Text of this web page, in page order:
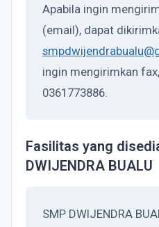
Apabila ingin
(email), dapat
ingin mengirimkan
0361773886.
Fasilitas yang
DWIJENDRA BUALU
SMP DWIJENDRA